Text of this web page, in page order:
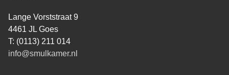
Lange Vorststraat 9
4461 JL Goes
T: (0113) 211 014
info@smulkamer.nl